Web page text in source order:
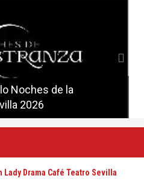
Noches de la
2026
Candlelight en
Drama Café Teatro Sevilla